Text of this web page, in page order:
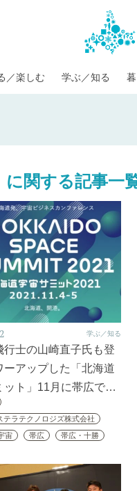
／楽しむ 学ぶ／知る
に関する記事一
学ぶ／知る
行士の山崎直子氏も登
ーアップした「北海道
ット」11月に帯広で…
テラテクノロジズ株式会社
宙 帯広 帯広・十勝